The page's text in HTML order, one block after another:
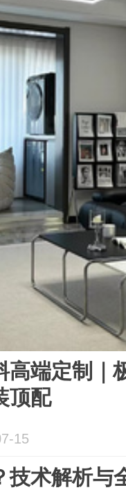
高端定制｜
顶配
15
技术解析与